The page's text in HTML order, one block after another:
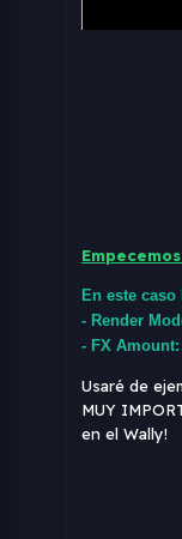
En este
- Render
- FX Amount:
Usaré de
MUY
en el Wally!